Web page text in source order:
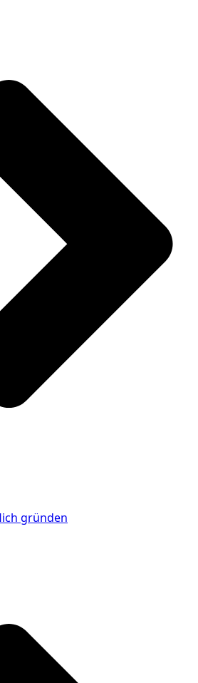
gründen